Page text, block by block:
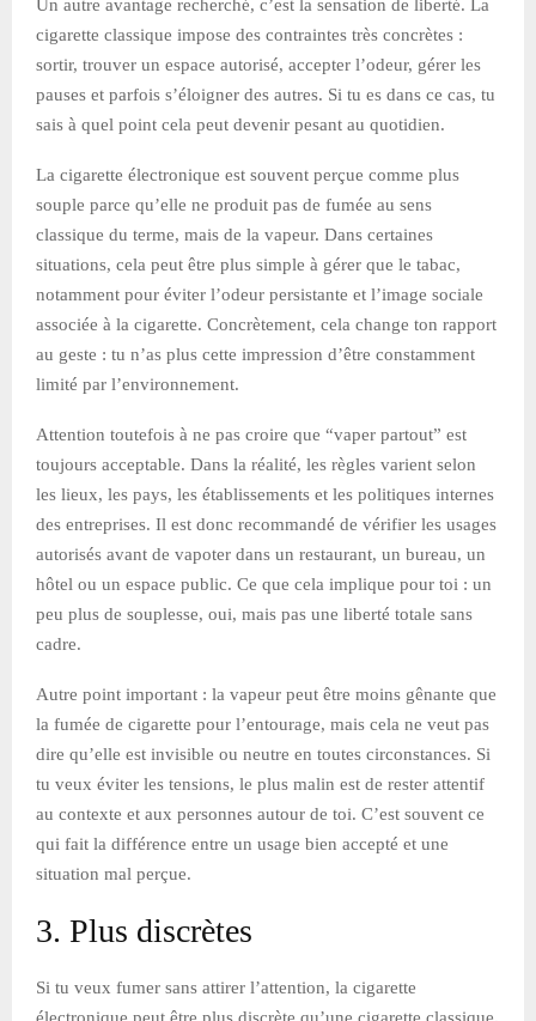
Un autre avantage recherché, c’est la sensation de liberté. La
cigarette classique impose des contraintes très concrètes :
sortir, trouver un espace autorisé, accepter l’odeur, gérer les
pauses et parfois s’éloigner des autres. Si tu es dans ce cas, tu
sais à quel point cela peut devenir pesant au quotidien.
La cigarette électronique est souvent perçue comme plus
souple parce qu’elle ne produit pas de fumée au sens
classique du terme, mais de la vapeur. Dans certaines
situations, cela peut être plus simple à gérer que le tabac,
notamment pour éviter l’odeur persistante et l’image sociale
associée à la cigarette. Concrètement, cela change ton rapport
au geste : tu n’as plus cette impression d’être constamment
limité par l’environnement.
Attention toutefois à ne pas croire que “vaper partout” est
toujours acceptable. Dans la réalité, les règles varient selon
les lieux, les pays, les établissements et les politiques internes
des entreprises. Il est donc recommandé de vérifier les usages
autorisés avant de vapoter dans un restaurant, un bureau, un
hôtel ou un espace public. Ce que cela implique pour toi : un
peu plus de souplesse, oui, mais pas une liberté totale sans
cadre.
Autre point important : la vapeur peut être moins gênante que
la fumée de cigarette pour l’entourage, mais cela ne veut pas
dire qu’elle est invisible ou neutre en toutes circonstances. Si
tu veux éviter les tensions, le plus malin est de rester attentif
au contexte et aux personnes autour de toi. C’est souvent ce
qui fait la différence entre un usage bien accepté et une
situation mal perçue.
3. Plus discrètes
Si tu veux fumer sans attirer l’attention, la cigarette
électronique peut être plus discrète qu’une cigarette classique.